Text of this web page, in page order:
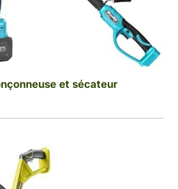
et sécateur